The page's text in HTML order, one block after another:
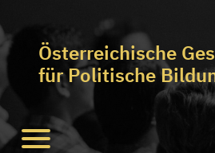
Österreichische
für Politische